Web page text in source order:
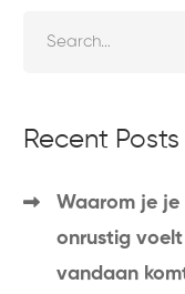
Recent Posts
Waarom je je
onrustig
vandaan